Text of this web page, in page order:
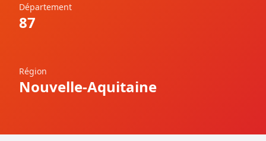
Département
87
Région
Nouvelle-Aquitaine